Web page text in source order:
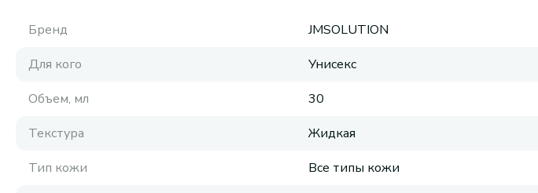
Бренд
JMSOLUTION
Для кого
Унисекс
Объем, мл
30
Текстура
Жидкая
Тип кожи
Все типы кожи